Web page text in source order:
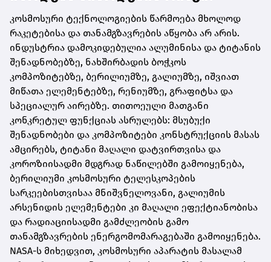
კოსმოსური ტექნოლოგიების წარმოება მხოლოდ
რაკეტებისა და თანამგზავრების აწყობა არ არის.
ინდუსტრია დამოკიდებულია ალუმინისა და ტიტანის
შენადნობებზე, ნახშირბადის ბოჭკოს
კომპოზიტებზე, ბერილიუმზე, გალიუმზე, იშვიათ
მიწათა ელემენტებზე, რენიუმზე, გრაფიტსა და
სპეციალურ აირებზე. თითოეული მათგანი
კონკრეტულ ფუნქციას ასრულებს: მსუბუქი
შენადნობები და კომპოზიტები კონსტრუქციის მასას
ამცირებს, ტიტანი მაღალი დატვირთვისა და
კოროზიისადმი მდგრად ნაწილებში გამოიყენება,
ბერილიუმი კოსმოსური ტელესკოპების
სარკეებისთვისაა მნიშვნელოვანი, გალიუმის
არსენიდის ელემენტები კი მაღალი ეფექტიანობისა
და რადიაციისადმი გამძლეობის გამო
თანამგზავრების ენერგომომარაგებაში გამოიყენება.
NASA-ს მიხედვით, კოსმოსური აპარატის მასალამ